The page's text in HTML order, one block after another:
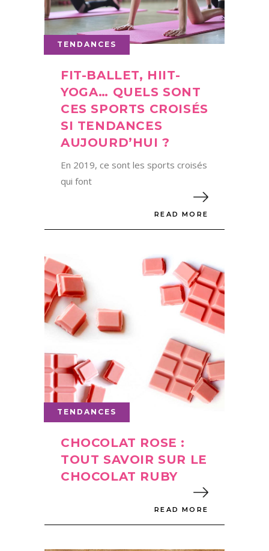
TENDANCES
FIT-BALLET, HIIT-
YOGA… QUELS SONT
CES SPORTS CROISÉS
SI TENDANCES
AUJOURD’HUI ?
En 2019, ce sont les sports croisés
qui font
READ MORE
TENDANCES
CHOCOLAT ROSE :
TOUT SAVOIR SUR LE
CHOCOLAT RUBY
READ MORE